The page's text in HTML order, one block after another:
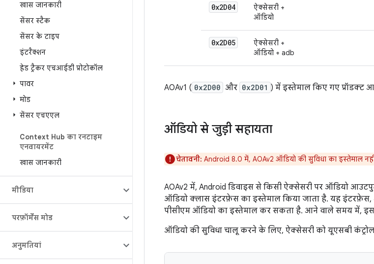
खास जानकारी
सेंसर स्टैक
सेंसर के टाइप
इंटरैक्शन
हेड ट्रैकर एचआईडी प्रोटोकॉल
पावर
मोड
सेंसर एचएएल
Context Hub का रनटाइम
एनवायरमेंट
खास जानकारी
मीडिया
परफ़ॉर्मेंस मोड
अनुमतियां
0x2D04
ऐक्सेसरी +
ऑडियो
0x2D05
ऐक्सेसरी +
ऑडियो + adb
AOAv1 ( 0x2D00 और 0x2D01 ) में इस्तेमाल किए गए प्रॉडक्ट
ऑडियो से जुड़ी सहायता
चेतावनी: Android 8.0 में, AOAv2 ऑडियो की सुविधा का इस्तेमाल
AOAv2 में, Android डिवाइस से किसी ऐक्सेसरी पर ऑडियो
ऑडियो क्लास इंटरफ़ेस का इस्तेमाल किया जाता है. यह
पीसीएम ऑडियो का इस्तेमाल कर सकता है. आने वाले समय में,
ऑडियो की सुविधा चालू करने के लिए, ऐक्सेसरी को यूएसबी